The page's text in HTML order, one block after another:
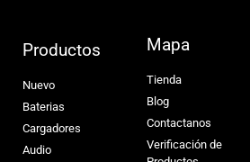
Productos
Nuevo
Baterias
Cargadores
Audio
Mapa
Tienda
Blog
Contactanos
Verificación de